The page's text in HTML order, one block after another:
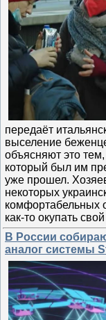
передаёт
выселение
объясняют это
который был им
уже прошел.
некоторых
комфортабельных
как-то окупать
В России
аналог системы